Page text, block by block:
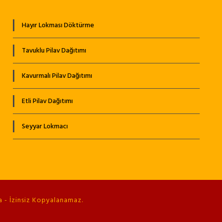
Hayır Lokması Döktürme
Tavuklu Pilav Dağıtımı
Kavurmalı Pilav Dağıtımı
Etli Pilav Dağıtımı
Seyyar Lokmacı
- İzinsiz Kopyalanamaz.